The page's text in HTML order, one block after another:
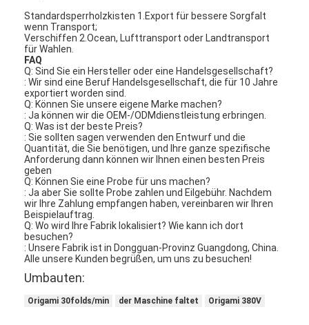
Zu Hause
Produkte
Standardsperrholzkisten 1.Export für bessere Sorgfalt
wenn Transport;
Verschiffen 2.Ocean, Lufttransport oder Landtransport
für Wahlen.
FAQ
Q: Sind Sie ein Hersteller oder eine Handelsgesellschaft?
: Wir sind eine Beruf Handelsgesellschaft, die für 10 Jahre
exportiert worden sind.
Q: Können Sie unsere eigene Marke machen?
: Ja können wir die OEM-/ODMdienstleistung erbringen.
Q: Was ist der beste Preis?
: Sie sollten sagen verwenden den Entwurf und die
Quantität, die Sie benötigen, und Ihre ganze spezifische
Anforderung dann können wir Ihnen einen besten Preis
geben
Q: Können Sie eine Probe für uns machen?
: Ja aber Sie sollte Probe zahlen und Eilgebühr. Nachdem
wir Ihre Zahlung empfangen haben, vereinbaren wir Ihren
Beispielauftrag.
Q: Wo wird Ihre Fabrik lokalisiert? Wie kann ich dort
besuchen?
: Unsere Fabrik ist in Dongguan-Provinz Guangdong, China.
Alle unsere Kunden begrüßen, um uns zu besuchen!
Umbauten:
Origami 30folds/min der Maschine faltet Origami 380V